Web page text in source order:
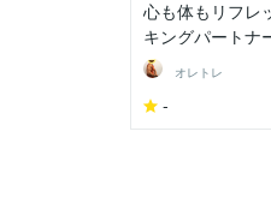
心も体もリフレ
キングパートナ
オレトレ
-